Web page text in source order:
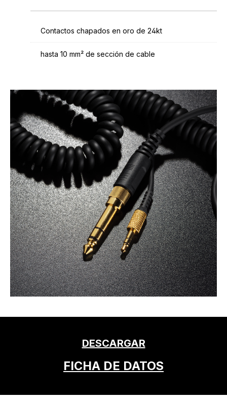
Contactos chapados en oro de 24kt
hasta 10 mm² de sección de cable
DESCARGAR
FICHA DE DATOS